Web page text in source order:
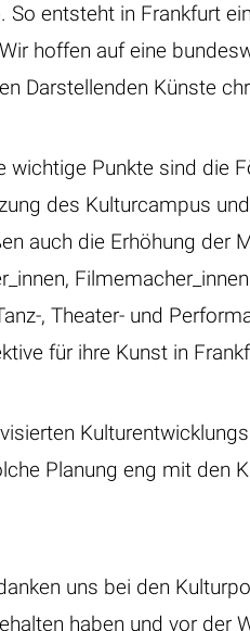
So entsteht in Frankfurt
hoffen auf eine
Darstellenden Künste
wichtige Punkte sind die
des Kulturcampus
auch die Erhöhung der
, Theater- und
für ihre Kunst in
Planung eng mit den
uns bei den
haben und vor der